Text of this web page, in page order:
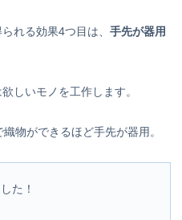
れる効果4つ目は、 手先が器用
しいモノを工作します。
物ができるほど手先が器用。
た！